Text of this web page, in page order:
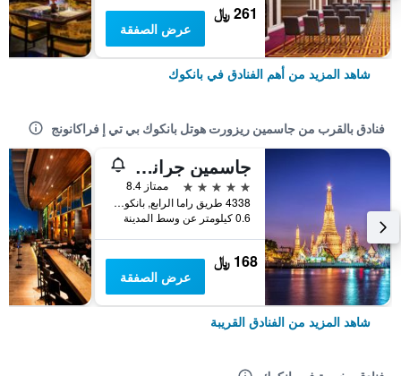
261 ﷼
عرض الصفقة
شاهد المزيد من أهم الفنادق في بانكوك
فنادق بالقرب من جاسمين ريزورت هوتل بانكوك بي تي إ فراكانونج
جاسمين جراند ريزيدنس سويت بانكوك
5 نجوم
ممتاز 8.4
4338 طريق راما الرابع, بانكوك, تايلاند
0.6 كيلومتر عن وسط المدينة
168 ﷼
عرض الصفقة
شاهد المزيد من الفنادق القريبة